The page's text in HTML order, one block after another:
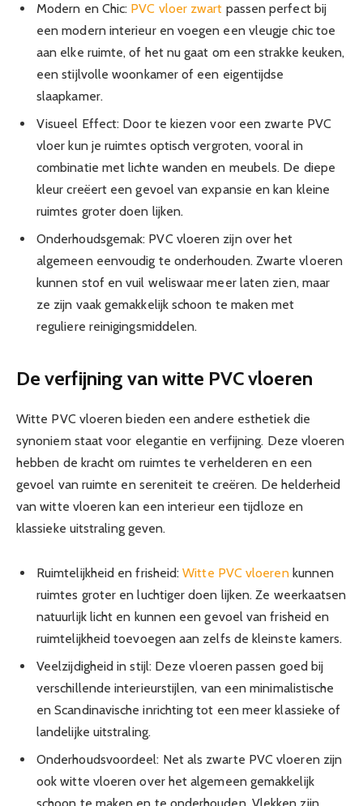
Modern en Chic: PVC vloer zwart passen perfect bij
een modern interieur en voegen een vleugje chic toe
aan elke ruimte, of het nu gaat om een strakke keuken,
een stijlvolle woonkamer of een eigentijdse
slaapkamer.
Visueel Effect: Door te kiezen voor een zwarte PVC
vloer kun je ruimtes optisch vergroten, vooral in
combinatie met lichte wanden en meubels. De diepe
kleur creëert een gevoel van expansie en kan kleine
ruimtes groter doen lijken.
Onderhoudsgemak: PVC vloeren zijn over het
algemeen eenvoudig te onderhouden. Zwarte vloeren
kunnen stof en vuil weliswaar meer laten zien, maar
ze zijn vaak gemakkelijk schoon te maken met
reguliere reinigingsmiddelen.
De verfijning van witte PVC vloeren
Witte PVC vloeren bieden een andere esthetiek die
synoniem staat voor elegantie en verfijning. Deze vloeren
hebben de kracht om ruimtes te verhelderen en een
gevoel van ruimte en sereniteit te creëren. De helderheid
van witte vloeren kan een interieur een tijdloze en
klassieke uitstraling geven.
Ruimtelijkheid en frisheid:Witte PVC vloerenkunnen
ruimtes groter en luchtiger doen lijken. Ze weerkaatsen
natuurlijk licht en kunnen een gevoel van frisheid en
ruimtelijkheid toevoegen aan zelfs de kleinste kamers.
Veelzijdigheid in stijl: Deze vloeren passen goed bij
verschillende interieurstijlen, van een minimalistische
en Scandinavische inrichting tot een meer klassieke of
landelijke uitstraling.
Onderhoudsvoordeel: Net als zwarte PVC vloeren zijn
ook witte vloeren over het algemeen gemakkelijk